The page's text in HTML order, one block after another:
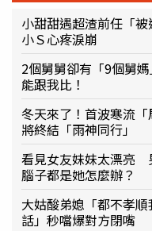
小甜甜遇超渣前任「
小Ｓ心疼淚崩
2個舅舅卻有「9個舅
能跟我比！
冬天來了！首波寒流
將終結「雨神同行」
看見女友妹妹太漂亮
腦子都是她怎麼辦？
大姑酸弟媳「都不孝
話」秒噹爆對方閉嘴